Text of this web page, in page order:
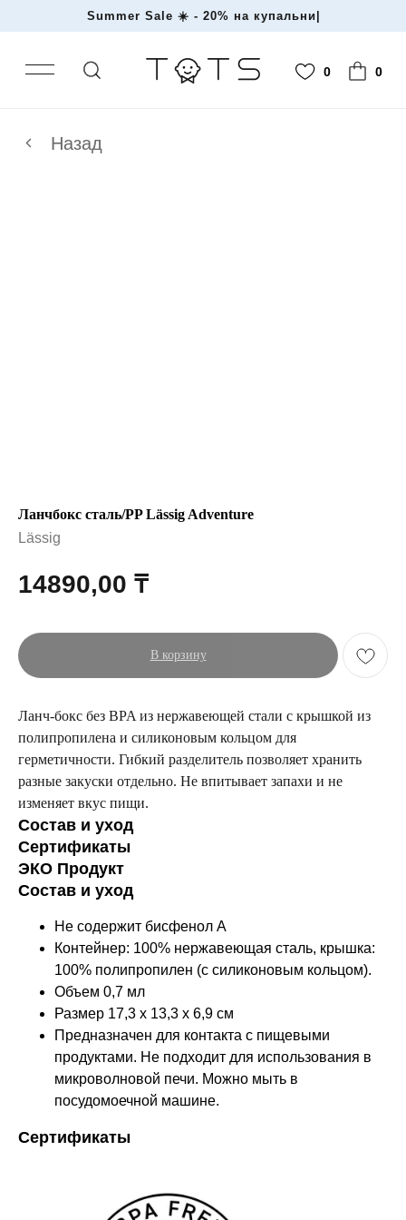
Summer Sale ☀️ - 20% на купа|
Ланчбокс сталь/PP Lässig Adventure
Lässig
14890,00 ₸
В корзину
Ланч-бокс без BPA из нержавеющей стали с крышкой из
полипропилена и силиконовым кольцом для
герметичности. Гибкий разделитель позволяет хранить
разные закуски отдельно. Не впитывает запахи и не
изменяет вкус пищи.
Состав и уход
Сертификаты
ЭКО Продукт
Состав и уход
Не содержит бисфенол А
Контейнер: 100% нержавеющая сталь, крышка:
100% полипропилен (с силиконовым кольцом).
Объем 0,7 мл
Размер 17,3 х 13,3 х 6,9 см
Предназначен для контакта с пищевыми
продуктами. Не подходит для использования в
микроволновой печи. Можно мыть в
посудомоечной машине.
Сертификаты